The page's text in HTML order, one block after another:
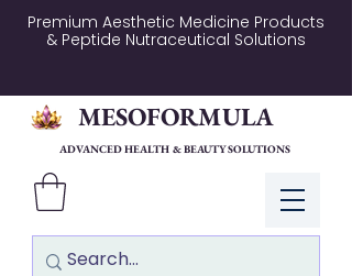
Premium Aesthetic Medicine Products
& Peptide Nutraceutical Solutions
Log In
MESOFORMULA
ADVANCED HEALTH & BEAUTY SOLUTIONS